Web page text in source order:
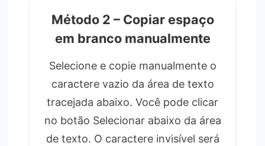
Método 2 – Copiar espaço
em branco manualmente
Selecione e copie manualmente o
caractere vazio da área de texto
tracejada abaixo. Você pode clicar
no botão Selecionar abaixo da área
de texto. O caractere invisível será